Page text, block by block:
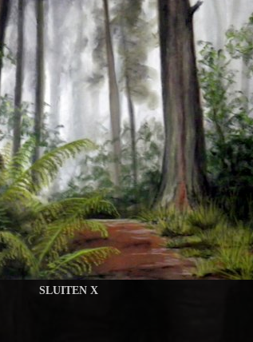
SLUITEN X